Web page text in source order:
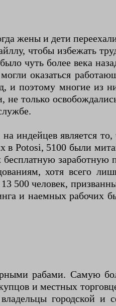
жены и дети
чтобы избежать
чуть более века
оказаться
и поэтому многие из
только
индейцев является
в Potosi, 5100 были
заработную
хотя всего
500 человек,
и наемных рабочих
рабами. Самую
и местных
городской и